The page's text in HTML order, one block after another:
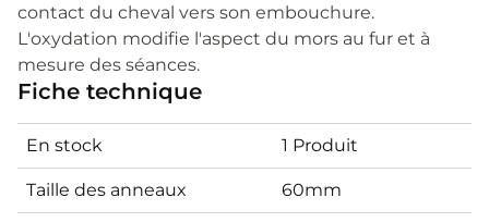
contact du cheval vers son embouchure.
L'oxydation modifie l'aspect du mors au fur et à
mesure des séances.
Fiche technique
En stock 1 Produit
Taille des anneaux 60mm